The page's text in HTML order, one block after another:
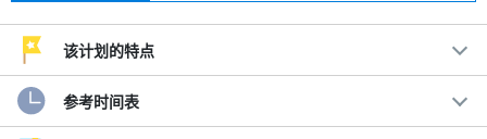
该计划的特点
参考时间表